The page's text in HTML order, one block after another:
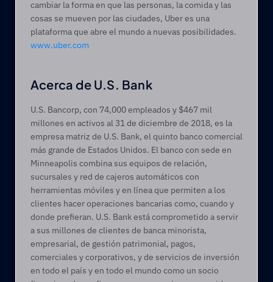
cambiar la forma en que las personas, la comida y las
cosas se mueven por las ciudades, Uber es una
www.uber.com
Acerca de U.S. Bank
U.S. Bancorp, con 74,000 empleados y $467 mil
millones en activos al 31 de diciembre de 2018, es la
empresa matriz de U.S. Bank, el quinto banco comercial
más grande de Estados Unidos. El banco con sede en
Minneapolis combina sus equipos de relación,
sucursales y red de cajeros automáticos con
herramientas móviles y en línea que permiten a los
clientes hacer operaciones bancarias como, cuando y
donde prefieran. U.S. Bank está comprometido a servir
a sus millones de clientes de banca minorista,
empresarial, de gestión patrimonial, pagos,
comerciales y corporativos, y de servicios de inversión
en todo el país y en todo el mundo como un socio